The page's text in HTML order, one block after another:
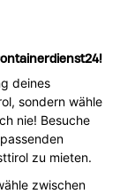
deines
sondern wähle
nie! Besuche
zu mieten.
zwischen